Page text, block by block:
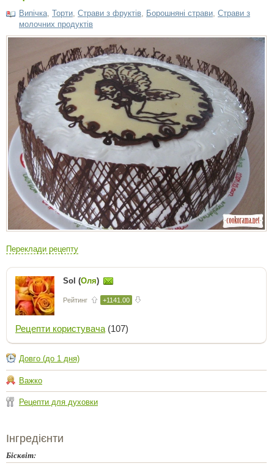
Випічка Торти Страви з фруктів Борошняні страви Страви з
молочних продуктів
Переклади рецепту
Sol (Оля)
Рейтинг +1141.00
Рецепти користувача (107)
Довго (до 1 дня)
Важко
Рецепти для духовки
Інгредієнти
Бісквіт: